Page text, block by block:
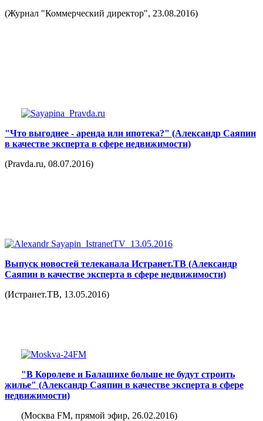
(Журнал "Коммерческий директор", 23.08.2016)
"Что выгоднее - аренда или ипотека?" (Александр Саяпин
в качестве эксперта в сфере недвижимости)
(Pravda.ru, 08.07.2016)
Выпуск новостей телеканала Истранет.ТВ (Александр
Саяпин в качестве эксперта в сфере недвижимости)
(Истранет.ТВ, 13.05.2016)
"В Королеве и Балашихе больше не будут строить
жилье" (Александр Саяпин в качестве эксперта в сфере
недвижимости)
(Москва FM, прямой эфир, 26.02.2016)